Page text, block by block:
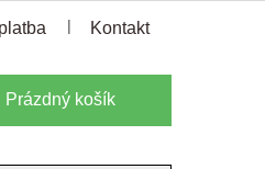
Kontakt
Nákupní
košík
Prázdný košík